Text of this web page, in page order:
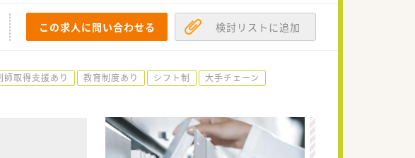
この求人に問い合わせる 検討リストに追加
師取得支援あり 教育制度あり シフト制
大手チェーン